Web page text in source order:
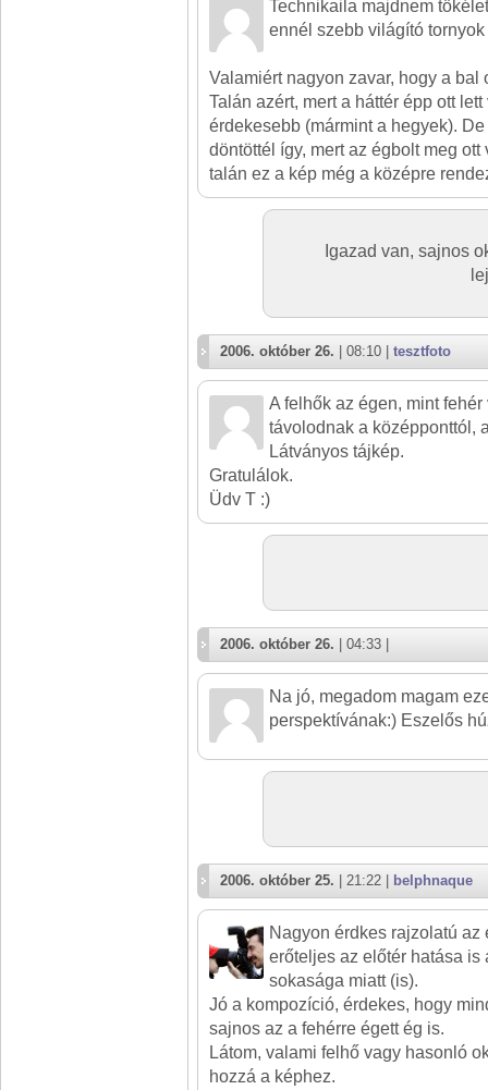
Technikaila majdnem
ennél szebb világító tornyok
Valamiért nagyon zavar, hogy a bal
Talán azért, mert a háttér épp ott
érdekesebb (mármint a hegyek).
döntöttél így, mert az égbolt meg
talán ez a kép még a középre
Igazad van, sajnos
2006. október 26. | 08:10 | tesztfoto
A felhők az égen, mint
távolodnak a középponttól,
Látványos tájkép.
Gratulálok.
Üdv T :)
2006. október 26. | 04:33 |
Na jó, megadom magam
perspektívának:) Eszelős
2006. október 25. | 21:22 | belphnaque
Nagyon érdkes rajzolatú az
erőteljes az előtér hatása is
sokasága miatt (is).
Jó a kompozíció, érdekes, hogy
sajnos az a fehérre égett ég is.
Látom, valami felhő vagy hasonló
hozzá a képhez.